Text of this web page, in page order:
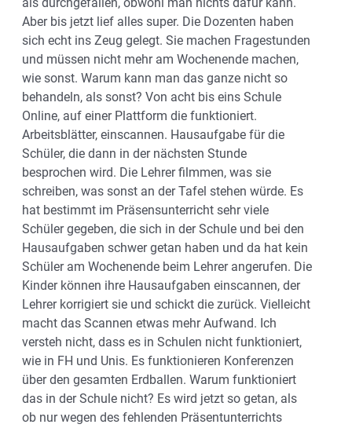
Aber bis jetzt lief alles super. Die Dozenten haben
sich echt ins Zeug gelegt. Sie machen Fragestunden
und müssen nicht mehr am Wochenende machen,
wie sonst. Warum kann man das ganze nicht so
behandeln, als sonst? Von acht bis eins Schule
Online, auf einer Plattform die funktioniert.
Arbeitsblätter, einscannen. Hausaufgabe für die
Schüler, die dann in der nächsten Stunde
besprochen wird. Die Lehrer filmmen, was sie
schreiben, was sonst an der Tafel stehen würde. Es
hat bestimmt im Präsensunterricht sehr viele
Schüler gegeben, die sich in der Schule und bei den
Hausaufgaben schwer getan haben und da hat kein
Schüler am Wochenende beim Lehrer angerufen. Die
Kinder können ihre Hausaufgaben einscannen, der
Lehrer korrigiert sie und schickt die zurück. Vielleicht
macht das Scannen etwas mehr Aufwand. Ich
versteh nicht, dass es in Schulen nicht funktioniert,
wie in FH und Unis. Es funktionieren Konferenzen
über den gesamten Erdballen. Warum funktioniert
das in der Schule nicht? Es wird jetzt so getan, als
ob nur wegen des fehlenden Präsentunterrichts